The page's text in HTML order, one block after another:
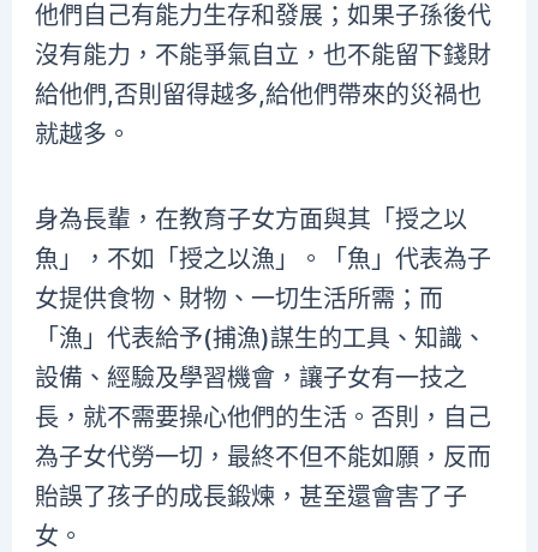
他們自己有能力生存和發展；如果子孫後代
沒有能力，不能爭氣自立，也不能留下錢財
給他們,否則留得越多,給他們帶來的災禍也
就越多。
身為長輩，在教育子女方面與其「授之以
魚」，不如「授之以漁」。「魚」代表為子
女提供食物、財物、一切生活所需；而
「漁」代表給予(捕漁)謀生的工具、知識、
設備、經驗及學習機會，讓子女有一技之
長，就不需要操心他們的生活。否則，自己
為子女代勞一切，最終不但不能如願，反而
貽誤了孩子的成長鍛煉，甚至還會害了子
女。